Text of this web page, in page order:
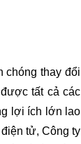
chóng thay đổi
tất cả các
lợi ích lớn lao
tử, Công ty